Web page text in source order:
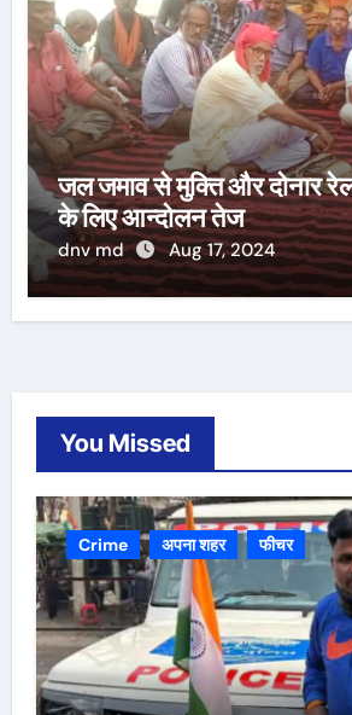
जल जमाव से मुक्ति और दोनार
के लिए आन्दोलन तेज
dnv md Aug 17, 2024
You Missed
Crime अपना शहर फीचर